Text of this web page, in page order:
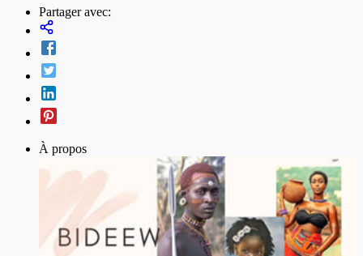
Partager avec:
À propos